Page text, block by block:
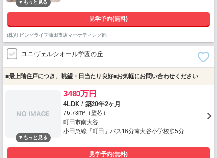
見学予約(無料)
(株)リビングライフ蒲田支店マーケティング部
ユニヴェルシオール学園の丘
■最上階住戸につき、眺望・日当たり良好■お気軽にお問い合わせください
3480万円
4LDK / 築20年2ヶ月
76.78m²（壁芯）
町田市南大谷
小田急線「町田」バス16分南大谷小学校歩5分
見学予約(無料)